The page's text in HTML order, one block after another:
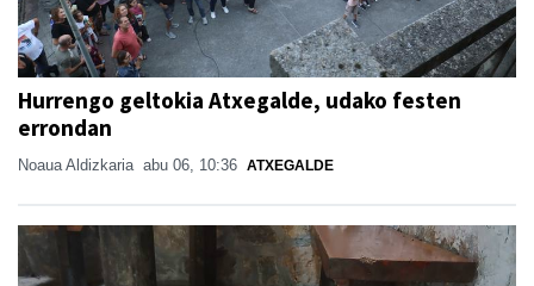
Hurrengo geltokia Atxegalde, udako festen
errondan
Noaua Aldizkaria abu 06, 10:36 ATXEGALDE